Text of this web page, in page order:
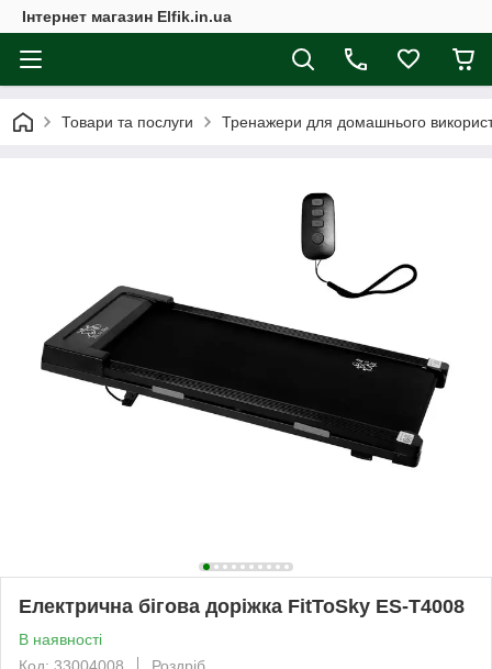
Інтернет магазин Elfik.in.ua
Товари та послуги Тренажери для домашнього
Електрична бігова доріжка FitToSky ES-T4008
В наявності
Код: 33004008
Роздріб